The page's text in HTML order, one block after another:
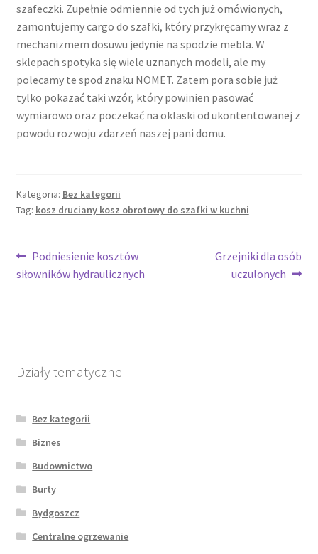
szafeczki. Zupełnie odmiennie od tych już omówionych,
zamontujemy cargo do szafki, który przykręcamy wraz z
mechanizmem dosuwu jedynie na spodzie mebla. W
sklepach spotyka się wiele uznanych modeli, ale my
polecamy te spod znaku NOMET. Zatem pora sobie już
tylko pokazać taki wzór, który powinien pasować
wymiarowo oraz poczekać na oklaski od ukontentowanej z
powodu rozwoju zdarzeń naszej pani domu.
Kategoria: Bez kategorii
Tag: kosz druciany kosz obrotowy do szafki w kuchni
Nawigacja
wpisu
Poprzedni
wpis:
Podniesienie kosztów
siłowników hydraulicznych
Następny
wpis:
Grzejniki dla osób
uczulonych
Działy tematyczne
Bez kategorii
Biznes
Budownictwo
Burty
Bydgoszcz
Centralne ogrzewanie